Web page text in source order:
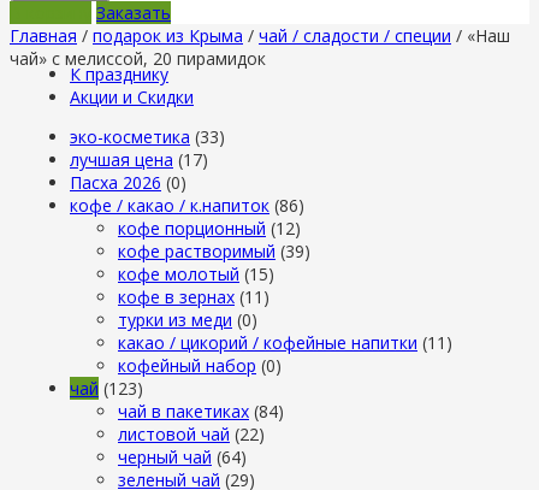
Заказать
Главная / подарок из Крыма / чай / сладости / специи / «Наш
чай» с мелиссой, 20 пирамидок
К празднику
Акции и Скидки
эко-косметика (33)
лучшая цена (17)
Пасха 2026 (0)
кофе / какао / к.напиток (86)
кофе порционный (12)
кофе растворимый (39)
кофе молотый (15)
кофе в зернах (11)
турки из меди (0)
какао / цикорий / кофейные напитки (11)
кофейный набор (0)
чай (123)
чай в пакетиках (84)
листовой чай (22)
черный чай (64)
зеленый чай (29)